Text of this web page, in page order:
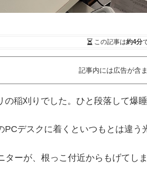
この記事は約4分
記事内には広告が含
の稲刈りでした。ひと段落して爆睡
デスクに着くといつもとは違う
ターが、根っこ付近からもげてしま